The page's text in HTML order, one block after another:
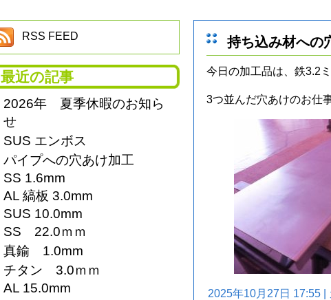
持ち込み材への
今日の加工品は、鉄3.2
3つ並んだ穴あけのお仕
2025年10月27日 17:55 |
RSS FEED
最近の記事
2026年 夏季休暇のお知ら
せ
SUS エンボス
パイプへの穴あけ加工
SS 1.6mm
AL 縞板 3.0mm
SUS 10.0mm
SS 22.0ｍｍ
真鍮 1.0mm
チタン 3.0ｍｍ
AL 15.0mm